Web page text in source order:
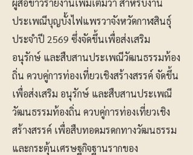
ผู้สื่อข่าวรายงานเพิ่มเติมว่า สำหรับงาน
ประเพณีบุญบั้งไฟแพรวาจังหวัดกาฬสินธุ์
ประจำปี 2569 ซึ่งจัดขึ้นเพื่อส่งเสริม
อนุรักษ์ และสืบสานประเพณีวัฒนธรรมท้อง
ถิ่น ควบคู่การท่องเที่ยวเชิงสร้างสรรค์ จัดขึ้น
เพื่อส่งเสริม อนุรักษ์ และสืบสานประเพณี
วัฒนธรรมท้องถิ่น ควบคู่การท่องเที่ยวเชิง
สร้างสรรค์ เพื่อสืบทอดมรดกทางวัฒนธรรม
และกระตุ้นเศรษฐกิจฐานรากของ